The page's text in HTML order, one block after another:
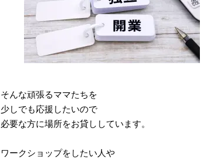
そんな頑張るママたちを
少しでも応援したいので
必要な方に場所をお貸ししています。
ワークショップをしたい人や